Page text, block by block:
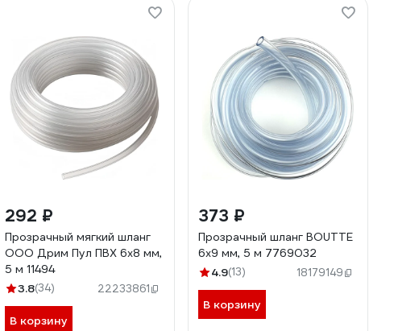
292 ₽
Прозрачный мягкий шланг
ООО Дрим Пул ПВХ 6x8 мм,
5 м 11494
3.8(34) 22233861
В корзину
373 ₽
Прозрачный шланг BOUTTE
6х9 мм, 5 м 7769032
4.9(13) 18179149
В корзину